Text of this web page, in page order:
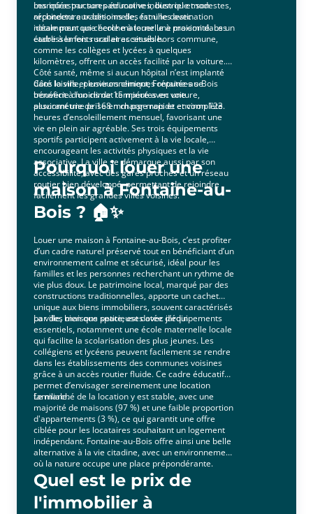
marquée par son patrimoine industriel et son
architecture traditionnelle, est une destination
idéale pour qui cherche à louer une maison dans un
cadre à la fois rural et accessible.
Les infrastructures éducatives, bien que modestes,
répondent aux besoins des familles avec
notamment une école maternelle à proximité. Les
établissements scolaires situés hors commune,
comme les collèges et lycées à quelques
kilomètres, offrent un accès facilité par la voiture.
Côté santé, même si aucun hôpital n’est implanté
dans la ville, plusieurs cliniques réputées se
trouvent à moins de 15 minutes en voiture,
assurant une prise en charge rapide et complète.
Côté loisirs et environnement, Fontaine-au-Bois
bénéficie d’un climat tempéré avec une
pluviométrie de 168 mm par mois et environ 123
heures d’ensoleillement mensuel, favorisant une
vie en plein air agréable. Ses trois équipements
sportifs participent activement à la vie locale,
encourageant les activités physiques et la vie
associative. La ville se démarque aussi par son
accessibilité, avec des gares proches et un réseau
routier bien développé, permettant de rejoindre
facilement les grandes villes voisines.
Pourquoi louer une
maison à Fontaine-au-
Bois ? 🏠✨
Louer une maison à Fontaine-au-Bois, c’est profiter
d’un cadre naturel préservé tout en bénéficiant d’un
environnement calme et sécurisé, idéal pour les
familles et les personnes recherchant un rythme de
vie plus doux. Le patrimoine local, marqué par des
constructions traditionnelles, apporte un cachet
unique aux biens immobiliers, souvent caractérisés
par des maisons spacieuses avec jardin.
La ville, bien que petite, est dotée d’équipements
essentiels, notamment une école maternelle locale
qui facilite la scolarisation des plus jeunes. Les
collégiens et lycéens peuvent facilement se rendre
dans les établissements des communes voisines
grâce à un accès routier fluide. Ce cadre éducatif
permet d’envisager sereinement une location
familiale.
Le marché de la location y est stable, avec une
majorité de maisons (97 %) et une faible proportion
d'appartements (3 %), ce qui garantit une offre
ciblée pour les locataires souhaitant un logement
indépendant. Fontaine-au-Bois offre ainsi une belle
alternative à la vie citadine, avec un environnement
où la nature occupe une place prépondérante.
Quel est le prix de
l'immobilier à